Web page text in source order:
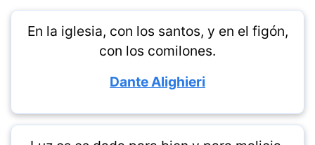
En la iglesia, con los santos, y en el figón,
con los comilones.
Dante Alighieri